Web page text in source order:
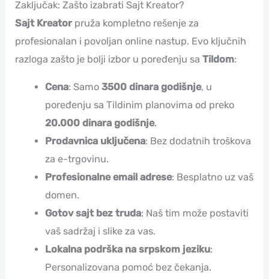
Zaključak: Zašto izabrati Sajt Kreator?
Sajt Kreatorpruža kompletno rešenje za
profesionalan i povoljan online nastup. Evo ključnih
razloga zašto je bolji izbor u poređenju saTildom:
Cena: Samo 3500 dinara godišnje, u
poređenju sa Tildinim planovima od preko
20.000 dinara godišnje.
Prodavnica uključena: Bez dodatnih troškova
za e-trgovinu.
Profesionalne email adrese: Besplatno uz vaš
domen.
Gotov sajt bez truda: Naš tim može postaviti
vaš sadržaj i slike za vas.
Lokalna podrška na srpskom jeziku:
Personalizovana pomoć bez čekanja.